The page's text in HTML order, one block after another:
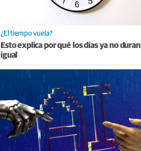
¿El tiempo vuela?
Esto explica por qué los días ya no duran
igual